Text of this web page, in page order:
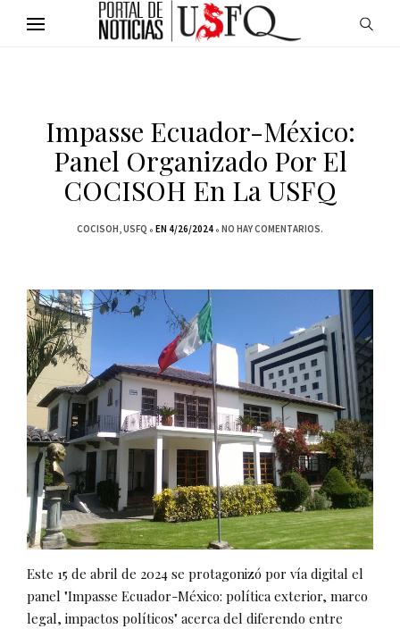
Impasse Ecuador-México:
Panel Organizado Por El
COCISOH En La USFQ
COCISOH USFQ EN 4/26/2024 NO HAY COMENTARIOS.
Este 15 de abril de 2024 se protagonizó por vía digital el
panel "Impasse Ecuador-México: política exterior, marco
legal, impactos políticos" acerca del diferendo entre